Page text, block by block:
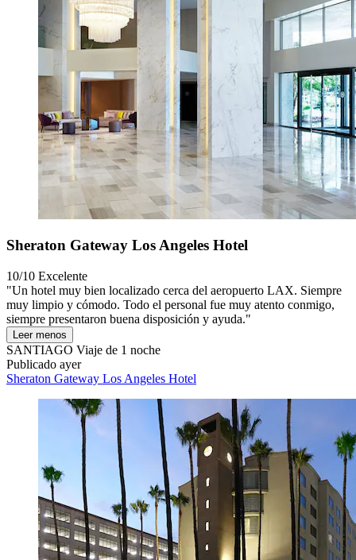
Sheraton Gateway Los Angeles Hotel
10/10 Excelente
"Un hotel muy bien localizado cerca del aeropuerto LAX. Siempre
muy limpio y cómodo. Todo el personal fue muy atento conmigo,
siempre presentaron buena disposición y ayuda."
Leer menos
SANTIAGO Viaje de 1 noche
Publicado ayer
Sheraton Gateway Los Angeles Hotel